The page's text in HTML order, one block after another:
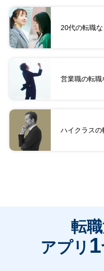
20代の転職な
営業職の転職
ハイクラスの
転
アプリ 1